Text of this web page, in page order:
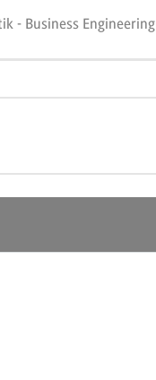
- Business Engineering